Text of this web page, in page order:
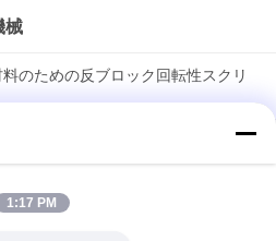
械
のための反ブロック回転性スクリ
なメンテナンスを備えた、固形粒
機
ために平面サイクロンスクリーン
1:17 PM